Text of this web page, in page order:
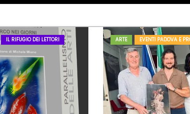
IL RIFUGIO DEI LETTORI ARTE EVENTI PADOVA E